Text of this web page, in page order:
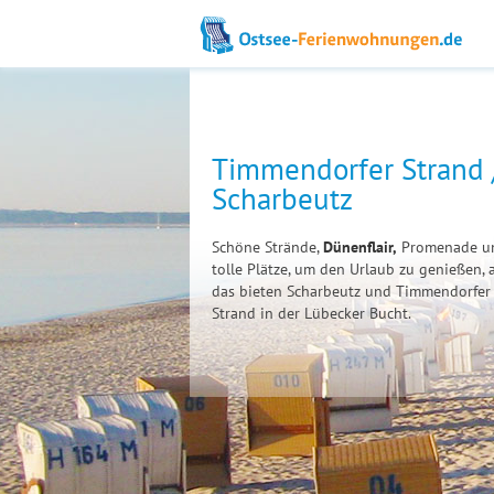
Timmendorfer Strand
Scharbeutz
Schöne Strände,Dünenflair, Promenade
tolle Plätze, um den Urlaub zu genießen,
das bieten Scharbeutz und Timmendorfer
Strand in der Lübecker Bucht.